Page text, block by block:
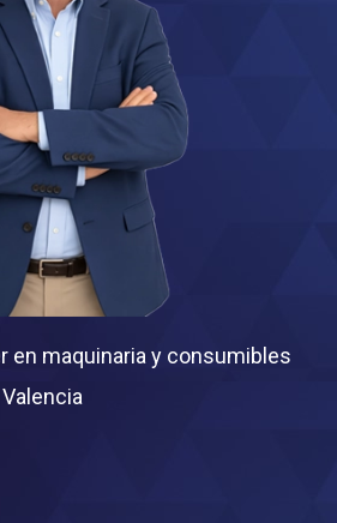
en maquinaria y consumibles